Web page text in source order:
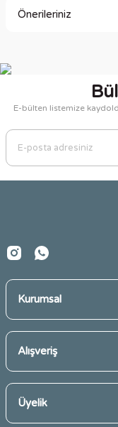
Önerileriniz
Görüş ve önerileriniz
Ürün resmi
Ürün
Ürün bilgilerinde
E-bülten listemize
Kurumsal
Alışveriş
Üyelik